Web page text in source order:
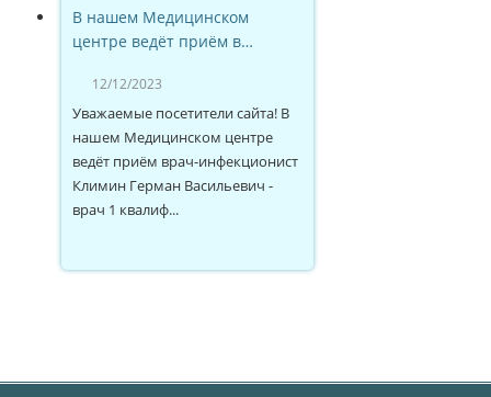
В нашем Медицинском
центре ведёт приём в…
12/12/2023
Уважаемые посетители сайта! В
нашем Медицинском центре
ведёт приём врач-инфекционист
Климин Герман Васильевич -
врач 1 квалиф...